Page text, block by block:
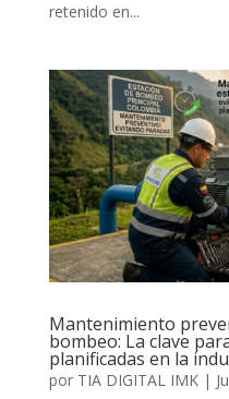
retenido en...
Mantenimiento
bombeo: La clave
planificadas en la
por TIA DIGITAL IMK|